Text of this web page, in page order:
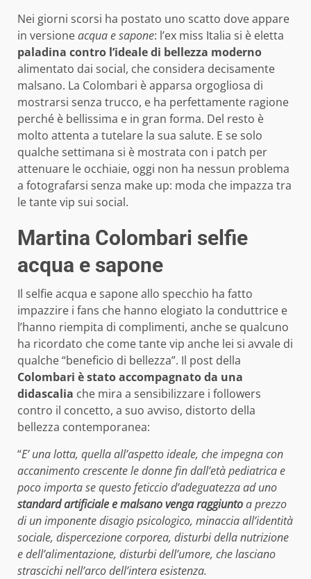
Nei giorni scorsi ha postato uno scatto dove appare
in versioneacqua e sapone: l’ex miss Italia si è eletta
paladina contro l’ideale di bellezza moderno
alimentato dai social, che considera decisamente
malsano. La Colombari è apparsa orgogliosa di
mostrarsi senza trucco, e ha perfettamente ragione
perché è bellissima e in gran forma. Del resto è
molto attenta a tutelare la sua salute. E se solo
qualche settimana si è mostrata con i patch per
attenuare le occhiaie, oggi non ha nessun problema
a fotografarsi senza make up: moda che impazza tra
le tante vip sui social.
Martina Colombari selfie
acqua e sapone
Il selfie acqua e sapone allo specchio ha fatto
impazzire i fans che hanno elogiato la conduttrice e
l’hanno riempita di complimenti, anche se qualcuno
ha ricordato che come tante vip anche lei si avvale di
qualche “beneficio di bellezza”. Il post della
Colombari è stato accompagnato da una
didascalia che mira a sensibilizzare i followers
contro il concetto, a suo avviso, distorto della
bellezza contemporanea:
“E’ una lotta, quella all’aspetto ideale, che impegna con
accanimento crescente le donne fin dall’età pediatrica e
poco importa se questo feticcio d’adeguatezza ad uno
standard artificiale e malsano venga raggiuntoa prezzo
di un imponente disagio psicologico, minaccia all’identità
sociale, dispercezione corporea, disturbi della nutrizione
e dell’alimentazione, disturbi dell’umore, che lasciano
strascichinell’arco dell’intera esistenza.